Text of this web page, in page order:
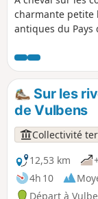
charmante petite
antiques du Pays
Dame des
impressionnant
entourée par les
Une aire de
Sur les
de Vulbens
Collectivité
12,53 km
4h 10
Départ à